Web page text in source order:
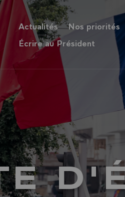
Actualités Nos priorités
Écrire au Président